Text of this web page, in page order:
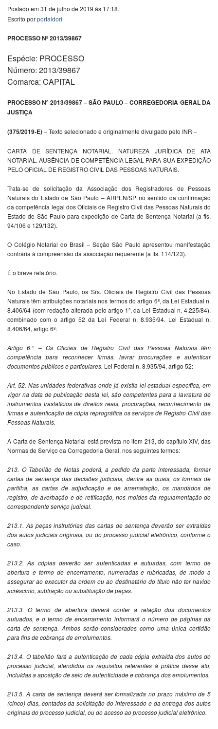
Postado em 31 de julho de 2019 às 17:18.
Escrito porportaldori
PROCESSO Nº 2013/39867
Espécie: PROCESSO
Número: 2013/39867
Comarca: CAPITAL
PROCESSO Nº 2013/39867 – SÃO PAULO – CORREGEDORIA GERAL DA
JUSTIÇA
(375/2019-E)– Texto selecionado e originalmente divulgado pelo INR –
CARTA DE SENTENÇA NOTARIAL. NATUREZA JURÍDICA DE ATA
NOTARIAL. AUSÊNCIA DE COMPETÊNCIA LEGAL PARA SUA EXPEDIÇÃO
PELO OFICIAL DE REGISTRO CIVIL DAS PESSOAS NATURAIS.
Trata-se de solicitação da Associação dos Registradores de Pessoas
Naturais do Estado de São Paulo – ARPEN/SP no sentido da confirmação
da competência legal dos Oficiais de Registro Civil das Pessoas Naturais do
Estado de São Paulo para expedição de Carta de Sentença Notarial (a fls.
94/106 e 129/132).
O Colégio Notarial do Brasil – Seção São Paulo apresentou manifestação
contrária à compreensão da associação requerente (a fls. 114/123).
É o breve relatório.
No Estado de São Paulo, os Srs. Oficiais de Registro Civil das Pessoas
Naturais têm atribuições notariais nos termos do artigo 6º, da Lei Estadual n.
8.406/64 (com redação alterada pelo artigo 1º, da Lei Estadual n. 4.225/84),
combinado com o artigo 52 da Lei Federal n. 8.935/94. Lei Estadual n.
8.406/64, artigo 6º:
Artigo 6.° – Os Oficiais de Registro Civil das Pessoas Naturais têm
competência para reconhecer firmas, lavrar procurações e autenticar
documentos públicos e particulares. Lei Federal n. 8.935/94, artigo 52:
Art. 52. Nas unidades federativas onde já existia lei estadual específica, em
vigor na data de publicação desta lei, são competentes para a lavratura de
instrumentos traslatícios de direitos reais, procurações, reconhecimento de
firmas e autenticação de cópia reprográfica os serviços de Registro Civil das
Pessoas Naturais.
A Carta de Sentença Notarial está prevista no item 213, do capítulo XIV, das
Normas de Serviço da Corregedoria Geral, nos seguintes termos:
213. O Tabelião de Notas poderá, a pedido da parte interessada, formar
cartas de sentença das decisões judiciais, dentre as quais, os formais de
partilha, as cartas de adjudicação e de arrematação, os mandados de
registro, de averbação e de retificação, nos moldes da regulamentação do
correspondente serviço judicial.
213.1. As peças instrutórias das cartas de sentença deverão ser extraídas
dos autos judiciais originais, ou do processo judicial eletrônico, conforme o
caso.
213.2. As cópias deverão ser autenticadas e autuadas, com termo de
abertura e termo de encerramento, numeradas e rubricadas, de modo a
assegurar ao executor da ordem ou ao destinatário do título não ter havido
acréscimo, subtração ou substituição de peças.
213.3. O termo de abertura deverá conter a relação dos documentos
autuados, e o termo de encerramento informará o número de páginas da
carta de sentença. Ambos serão considerados como uma única certidão
para fins de cobrança de emolumentos.
213.4. O tabelião fará a autenticação de cada cópia extraída dos autos do
processo judicial, atendidos os requisitos referentes à prática desse ato,
incluídas a aposição de selo de autenticidade e cobrança dos emolumentos.
213.5. A carta de sentença deverá ser formalizada no prazo máximo de 5
(cinco) dias, contados da solicitação do interessado e da entrega dos autos
originais do processo judicial, ou do acesso ao processo judicial eletrônico.